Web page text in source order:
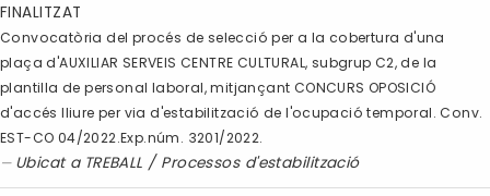
FINALITZAT
Convocatòria del procés de selecció per a la cobertura d'una
plaça d'AUXILIAR SERVEIS CENTRE CULTURAL, subgrup C2, de la
plantilla de personal laboral, mitjançant CONCURS OPOSICIÓ
d'accés lliure per via d'estabilització de l'ocupació temporal. Conv.
EST-CO 04/2022.Exp.núm. 3201/2022.
Ubicat a TREBALL / Processos d'estabilització